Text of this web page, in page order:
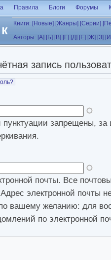
Правила Блоги Форумы
Книги: [Новые] [Жанры] [Серии]
Авторы: [А] [Б] [В] [Г] [Д] [Е] [Ж] [З]
запись
запрещены, за
почты. Все
электронной почты
вашему желанию: для
по электронной